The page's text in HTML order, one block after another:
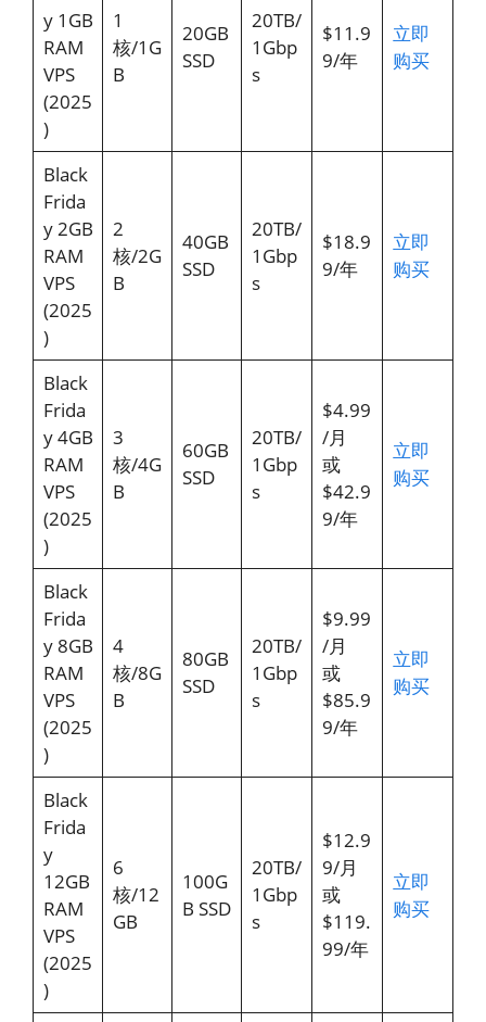
y 1GB
RAM
VPS
(2025
)
1
核/1G
B
20GB
SSD
20TB/
1Gbp
s
$11.9
9/年
立即
购买
Black
Frida
y 2GB
RAM
VPS
(2025
)
2
核/2G
B
40GB
SSD
20TB/
1Gbp
s
$18.9
9/年
立即
购买
Black
Frida
y 4GB
RAM
VPS
(2025
)
3
核/4G
B
60GB
SSD
20TB/
1Gbp
s
$4.99
/月
或
$42.9
9/年
立即
购买
Black
Frida
y 8GB
RAM
VPS
(2025
)
4
核/8G
B
80GB
SSD
20TB/
1Gbp
s
$9.99
/月
或
$85.9
9/年
立即
购买
Black
Frida
y
12GB
RAM
VPS
(2025
)
6
核/12
GB
100G
B SSD
20TB/
1Gbp
s
$12.9
9/月
或
$119.
99/年
立即
购买